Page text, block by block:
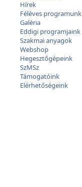
Hírek
Féléves programunk
Galéria
Eddigi programjaink
Szakmai anyagok
Webshop
Hegesztőgépeink
SzMSz
Támogatóink
Elérhetőségeink